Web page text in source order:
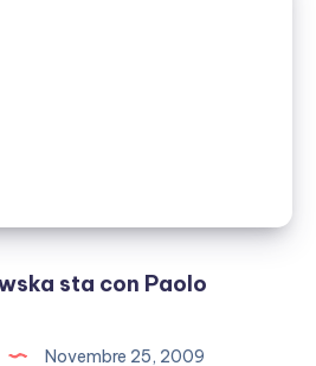
sta con Paolo
Novembre 25, 2009